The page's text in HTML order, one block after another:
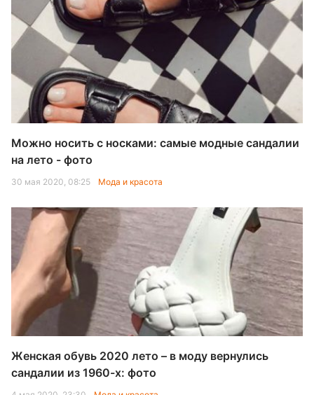
Можно носить с носками: самые модные сандалии
на лето - фото
30 мая 2020, 08:25 Мода и красота
Женская обувь 2020 лето – в моду вернулись
сандалии из 1960-х: фото